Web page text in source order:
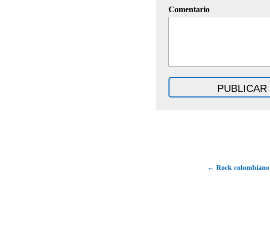
Comentario
← Rock colombiano